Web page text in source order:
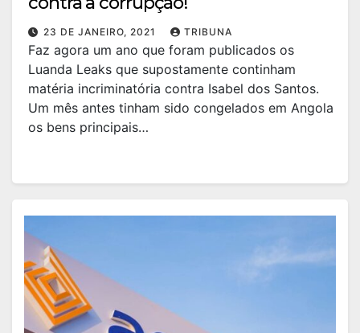
23 DE JANEIRO, 2021 TRIBUNA
Faz agora um ano que foram publicados os
Luanda Leaks que supostamente continham
matéria incriminatória contra Isabel dos Santos.
Um mês antes tinham sido congelados em Angola
os bens principais…